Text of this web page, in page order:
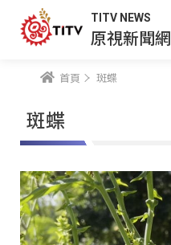
TITV NEWS
原視新聞網
首頁 斑蝶
斑蝶